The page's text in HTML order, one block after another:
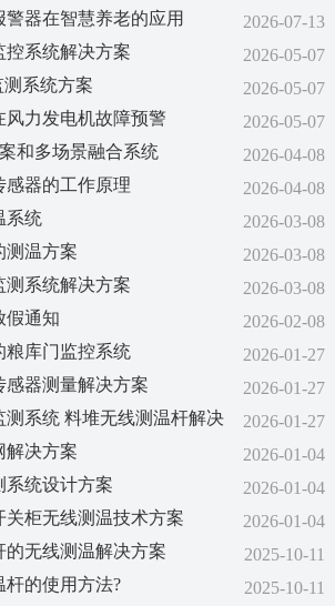
2026-07-13
器在智慧养老的应用
2026-05-07
控系统解决方案
2026-05-07
系统方案
2026-05-07
风力发电机故障预警
2026-04-08
和‌多场景融合系统‌
2026-04-08
感器的工作原理
2026-03-08
系统
2026-03-08
测温方案
2026-03-08
测系统解决方案
2026-02-08
假通知
2026-01-27
粮库门监控系统
2026-01-27
感器测量解决方案
2026-01-27
测系统 料堆无线测温杆解决
2026-01-04
解决方案
2026-01-04
系统设计方案
2026-01-04
关柜无线测温技术方案
2025-10-11
的无线测温解决方案
2025-10-11
杆的使用方法?